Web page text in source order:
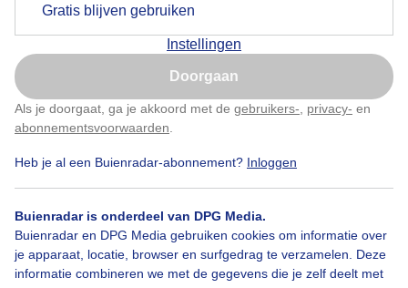
Gratis blijven gebruiken
Instellingen
Doorgaan
Als je doorgaat, ga je akkoord met de gebruikers- privacy- en
abonnementsvoorwaarden
Heb je al een Buienradar-abonnement? Inloggen
Buienradar is onderdeel van DPG Media.
Buienradar en DPG Media gebruiken cookies om informatie over
je apparaat, locatie, browser en surfgedrag te verzamelen. Deze
informatie combineren we met de gegevens die je zelf deelt met
Door: Martin Herms Gemaakt: 12-09-2025, 93x bekeken
Herfst Zon Wolken
Bekijk slideshow
Nu niet, misschien later
Klik hierom dit aan te passen